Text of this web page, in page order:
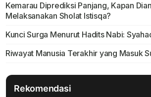
Kemarau Diprediksi Panjang, Kapan
Melaksanakan Sholat Istisqa?
Kunci Surga Menurut Hadits Nabi:
Riwayat Manusia Terakhir yang Masuk
Rekomendasi